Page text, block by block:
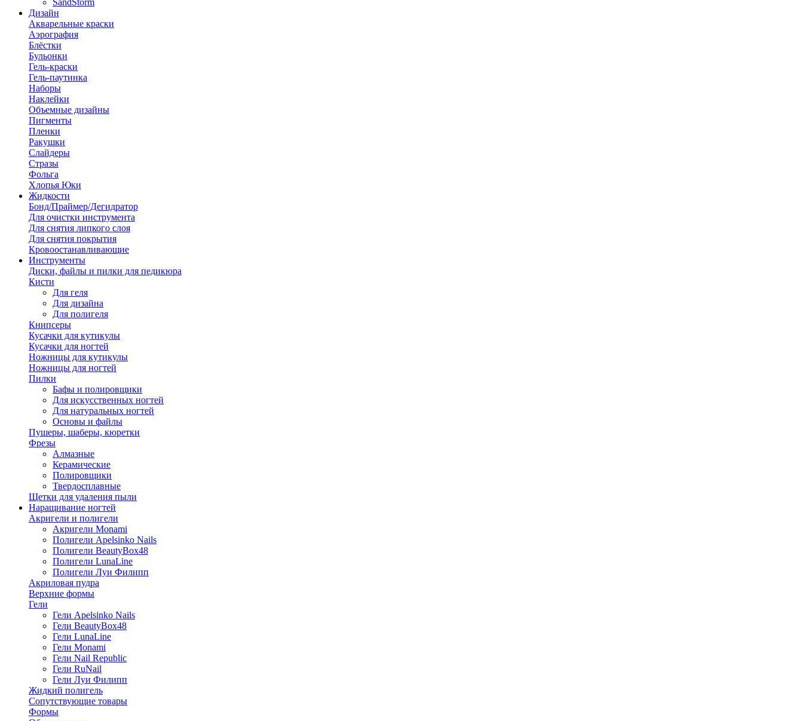
SandStorm
Дизайн
Акварельные краски
Аэрография
Блёстки
Бульонки
Гель-краски
Гель-паутинка
Наборы
Наклейки
Объемные дизайны
Пигменты
Пленки
Ракушки
Слайдеры
Стразы
Фольга
Хлопья Юки
Жидкости
Бонд/Праймер/Дегидратор
Для очистки инструмента
Для снятия липкого слоя
Для снятия покрытия
Кровоостанавливающие
Инструменты
Диски, файлы и пилки для педикюра
Кисти
Для геля
Для дизайна
Для полигеля
Книпсеры
Кусачки для кутикулы
Кусачки для ногтей
Ножницы для кутикулы
Ножницы для ногтей
Пилки
Бафы и полировщики
Для искусственных ногтей
Для натуральных ногтей
Основы и файлы
Пушеры, шаберы, кюретки
Фрезы
Алмазные
Керамические
Полировщики
Твердосплавные
Щетки для удаления пыли
Наращивание ногтей
Акригели и полигели
Акригели Monami
Полигели Apelsinko Nails
Полигели BeautyBox48
Полигели LunaLine
Полигели Луи Филипп
Акриловая пудра
Верхние формы
Гели
Гели Apelsinko Nails
Гели BeautyBox48
Гели LunaLine
Гели Monami
Гели Nail Republic
Гели RuNail
Гели Луи Филипп
Жидкий полигель
Сопутствующие товары
Формы